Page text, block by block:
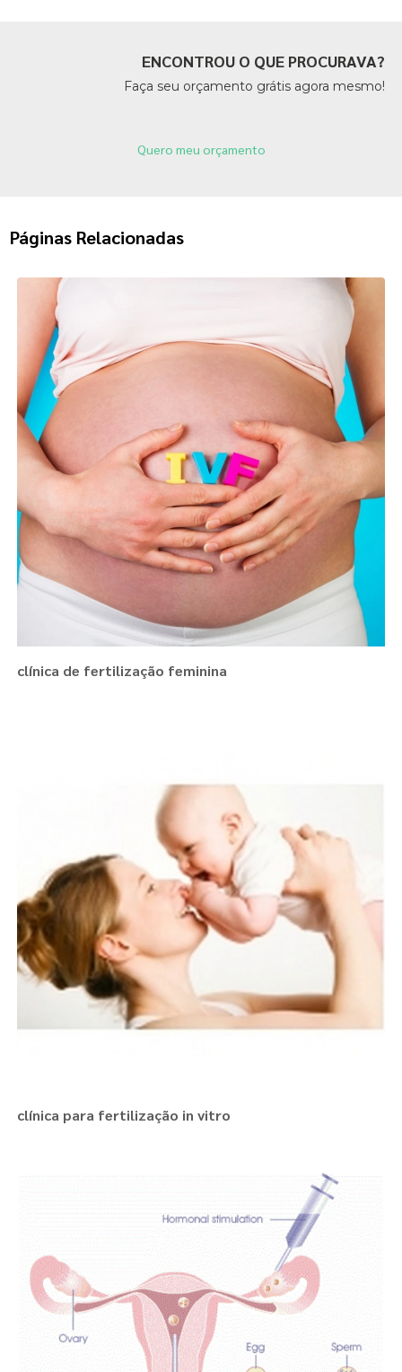
ENCONTROU O QUE PROCURAVA?
Faça seu orçamento grátis agora mesmo!
Quero meu orçamento
Páginas Relacionadas
clínica de fertilização feminina
clínica para fertilização in vitro